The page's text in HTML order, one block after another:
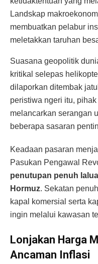
Landskap
membuatkan pelabur
meletakkan taruhan
Suasana geopolitik
kritikal selepas
dilaporkan ditembak
peristiwa ngeri itu,
melancarkan serangan
beberapa sasaran
Keadaan pasaran
Pasukan Pengawal
penutupan penuh
Hormuz. Sekatan
kapal komersial serta
ingin melalui kawasan
Lonjakan Harga
Ancaman Inflasi